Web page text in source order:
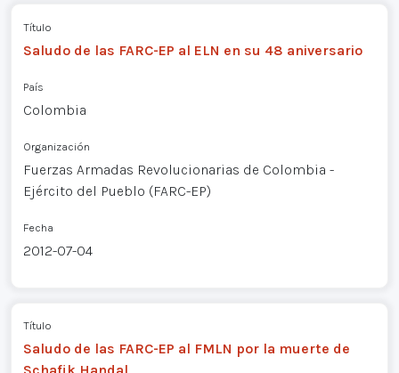
Título
Saludo de las FARC-EP al ELN en su 48 aniversario
País
Colombia
Organización
Fuerzas Armadas Revolucionarias de Colombia -
Ejército del Pueblo (FARC-EP)
Fecha
2012-07-04
Título
Saludo de las FARC-EP al FMLN por la muerte de